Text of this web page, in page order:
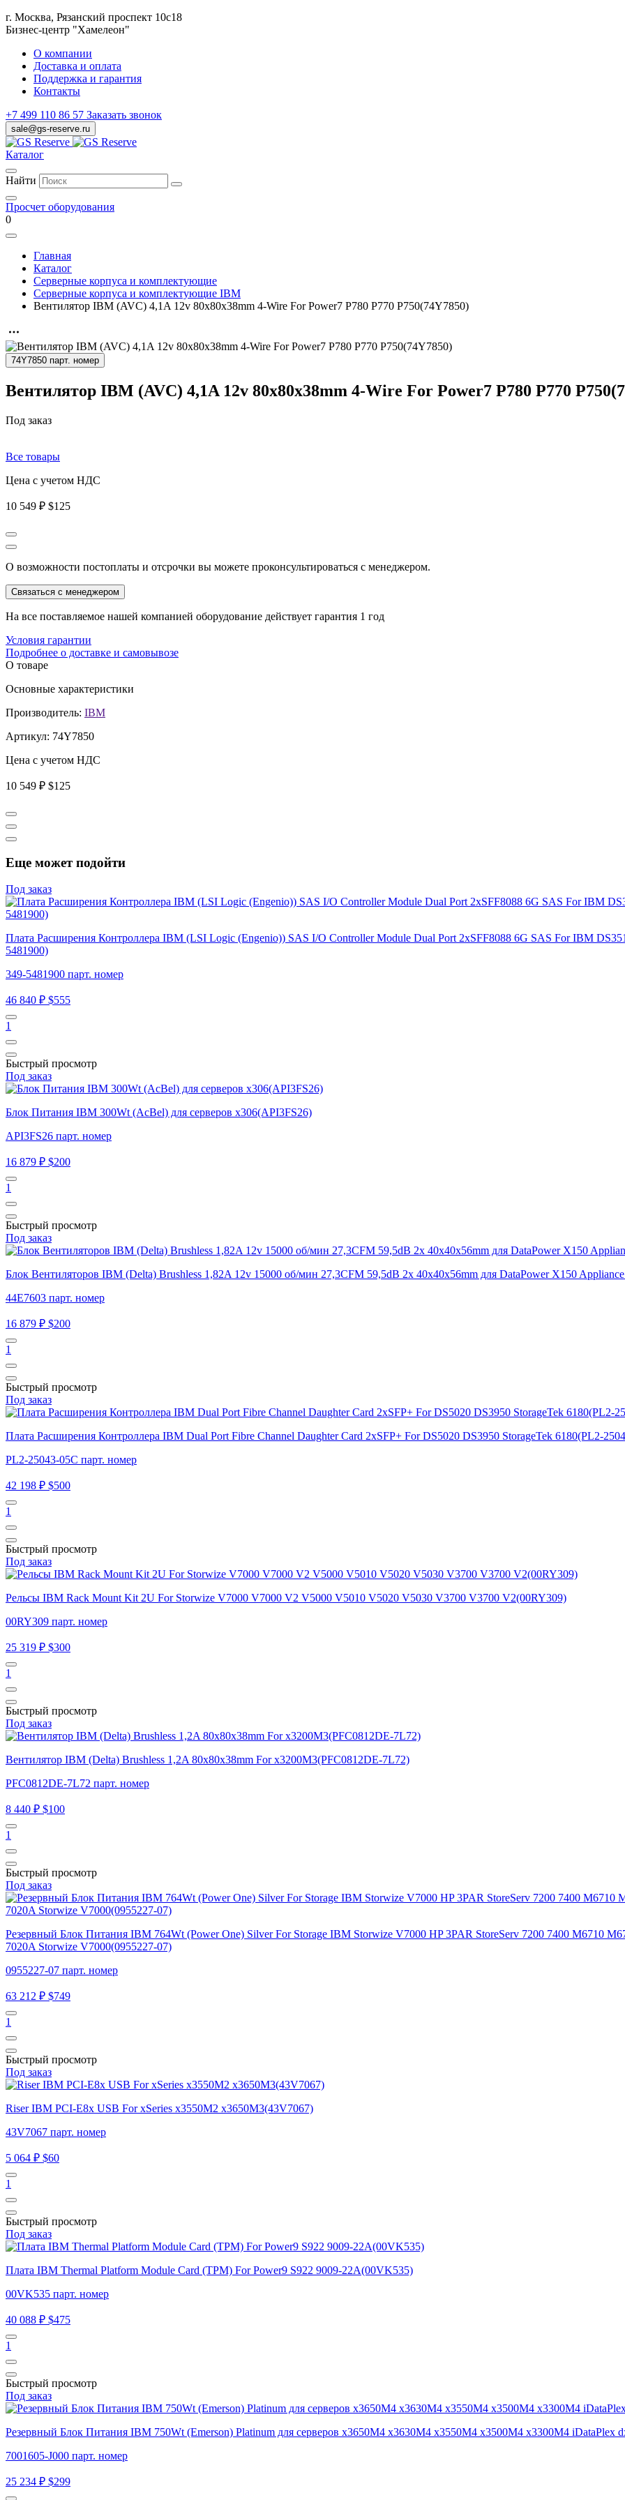
г. Москва, Рязанский проспект 10с18
Бизнес-центр "Хамелеон"
О компании
Доставка и оплата
Поддержка и гарантия
Контакты
+7 499 110 86 57 Заказать звонок
sale@gs-reserve.ru
Каталог
Найти
Просчет оборудования
0
Главная
Каталог
Серверные корпуса и комплектующие
Серверные корпуса и комплектующие IBM
Вентилятор IBM (AVC) 4,1A 12v 80x80x38mm 4-Wire For Power7 P780 P770 P750(74Y7850)
74Y7850 парт. номер
Вентилятор IBM (AVC) 4,1A 12v 80x80x38mm 4-Wire For Power7 P780 P770
Под заказ
Все товары
Цена с учетом НДС
10 549 ₽ $125
О возможности постоплаты и отсрочки вы можете проконсультироваться с менеджером.
Связаться с менеджером
На все поставляемое нашей компанией оборудование действует гарантия 1 год
Условия гарантии
Подробнее о доставке и самовывозе
О товаре
Основные характеристики
Производитель: IBM
Артикул: 74Y7850
Цена с учетом НДС
10 549 ₽ $125
Еще может подойти
Под заказ
Плата Расширения Контроллера IBM (LSI Logic (Engenio)) SAS I/O Controller Module Dual Port 2xSFF8088 6G SAS For IBM
5481900)
349-5481900 парт. номер
46 840 ₽ $555
1
Быстрый просмотр
Под заказ
Блок Питания IBM 300Wt (AcBel) для серверов x306(API3FS26)
API3FS26 парт. номер
16 879 ₽ $200
1
Быстрый просмотр
Под заказ
Блок Вентиляторов IBM (Delta) Brushless 1,82A 12v 15000 об/мин 27,3CFM 59,5dB 2x 40x40x56mm для DataPower X150
44E7603 парт. номер
16 879 ₽ $200
1
Быстрый просмотр
Под заказ
Плата Расширения Контроллера IBM Dual Port Fibre Channel Daughter Card 2xSFP+ For DS5020 DS3950 StorageTek 6180(PL2-
PL2-25043-05C парт. номер
42 198 ₽ $500
1
Быстрый просмотр
Под заказ
Рельсы IBM Rack Mount Kit 2U For Storwize V7000 V7000 V2 V5000 V5010 V5020 V5030 V3700 V3700 V2(00RY309)
00RY309 парт. номер
25 319 ₽ $300
1
Быстрый просмотр
Под заказ
Вентилятор IBM (Delta) Brushless 1,2A 80x80x38mm For x3200M3(PFC0812DE-7L72)
PFC0812DE-7L72 парт. номер
8 440 ₽ $100
1
Быстрый просмотр
Под заказ
Резервный Блок Питания IBM 764Wt (Power One) Silver For Storage IBM Storwize V7000 HP 3PAR StoreServ 7200 7400 M6710
7020A Storwize V7000(0955227-07)
0955227-07 парт. номер
63 212 ₽ $749
1
Быстрый просмотр
Под заказ
Riser IBM PCI-E8x USB For xSeries x3550M2 x3650M3(43V7067)
43V7067 парт. номер
5 064 ₽ $60
1
Быстрый просмотр
Под заказ
Плата IBM Thermal Platform Module Card (TPM) For Power9 S922 9009-22A(00VK535)
00VK535 парт. номер
40 088 ₽ $475
1
Быстрый просмотр
Под заказ
Резервный Блок Питания IBM 750Wt (Emerson) Platinum для серверов x3650M4 x3630M4 x3550M4 x3500M4 x3300M4 iDataPlex
7001605-J000 парт. номер
25 234 ₽ $299